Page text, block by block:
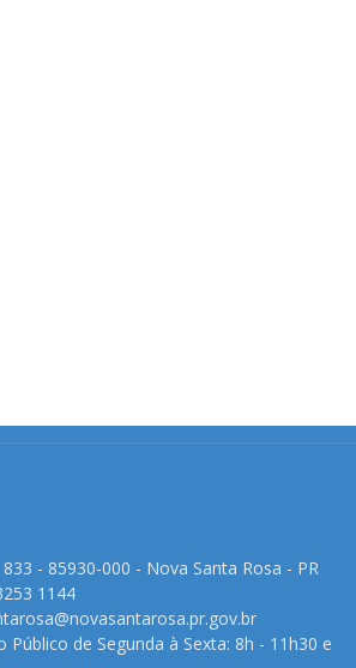
- 85930-000 - Nova Santa Rosa - PR
1144
Público de Segunda à Sexta: 8h - 11h30 e